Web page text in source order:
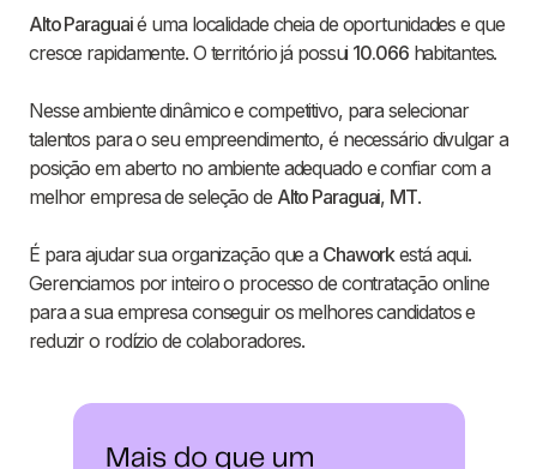
Alto Paraguaié uma localidade cheia de oportunidades e que
cresce rapidamente. O território já possui 10.066habitantes.
Nesse ambiente dinâmico e competitivo, para selecionar
talentos para o seu empreendimento, é necessário divulgar a
posição em aberto no ambiente adequado e confiar com a
melhor empresa de seleção de Alto Paraguai, MT.
É para ajudar sua organização que a Chaworkestá aqui.
Gerenciamos por inteiro o processo de contratação online
para a sua empresa conseguir os melhores candidatos e
reduzir o rodízio de colaboradores.